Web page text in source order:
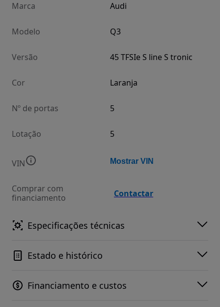
Marca Audi
Modelo Q3
Versão 45 TFSIe S line S tronic
Cor Laranja
Nº de portas 5
Lotação 5
VIN Mostrar VIN
Comprar com
financiamento
Contactar
Especificações técnicas
Estado e histórico
Financiamento e custos